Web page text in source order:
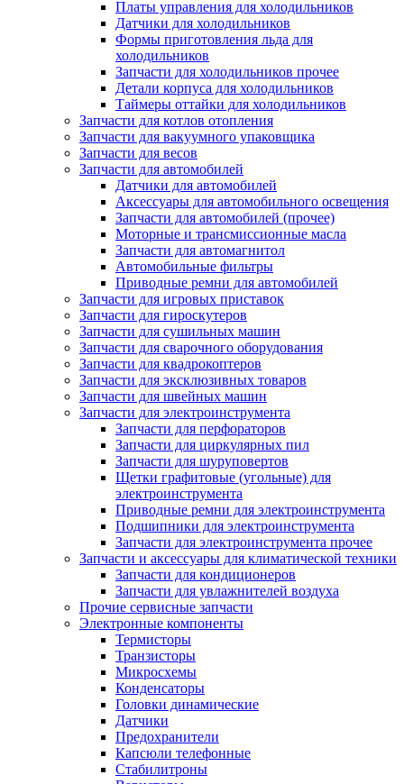
Платы управления для холодильников
Датчики для холодильников
Формы приготовления льда для
холодильников
Запчасти для холодильников прочее
Детали корпуса для холодильников
Таймеры оттайки для холодильников
Запчасти для котлов отопления
Запчасти для вакуумного упаковщика
Запчасти для весов
Запчасти для автомобилей
Датчики для автомобилей
Аксессуары для автомобильного освещения
Запчасти для автомобилей (прочее)
Моторные и трансмиссионные масла
Запчасти для автомагнитол
Автомобильные фильтры
Приводные ремни для автомобилей
Запчасти для игровых приставок
Запчасти для гироскутеров
Запчасти для сушильных машин
Запчасти для сварочного оборудования
Запчасти для квадрокоптеров
Запчасти для эксклюзивных товаров
Запчасти для швейных машин
Запчасти для электроинструмента
Запчасти для перфораторов
Запчасти для циркулярных пил
Запчасти для шуруповертов
Щетки графитовые (угольные) для
электроинструмента
Приводные ремни для электроинструмента
Подшипники для электроинструмента
Запчасти для электроинструмента прочее
Запчасти и аксессуары для климатической техники
Запчасти для кондиционеров
Запчасти для увлажнителей воздуха
Прочие сервисные запчасти
Электронные компоненты
Термисторы
Транзисторы
Микросхемы
Конденсаторы
Головки динамические
Датчики
Предохранители
Капсюли телефонные
Стабилитроны